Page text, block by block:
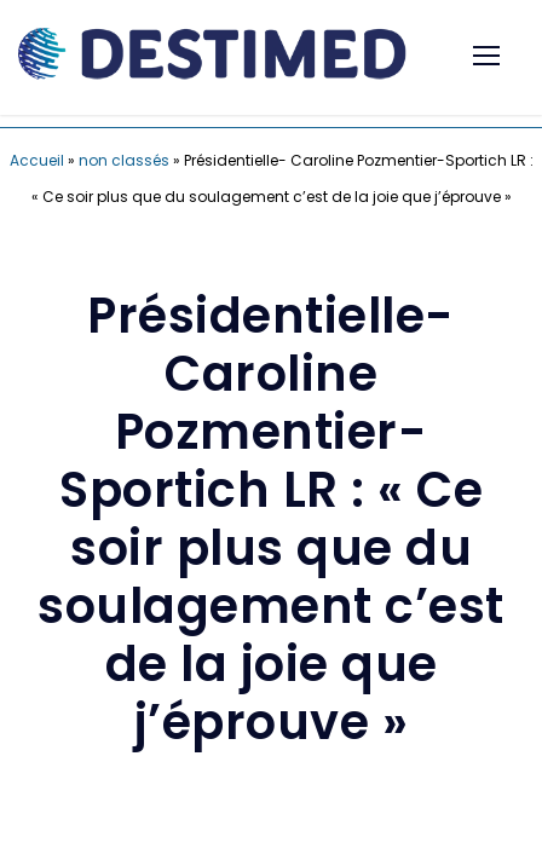
Accueil » non classés » Présidentielle- Caroline Pozmentier-Sportich LR :
« Ce soir plus que du soulagement c’est de la joie que j’éprouve »
Présidentielle-
Caroline
Pozmentier-
Sportich LR : « Ce
soir plus que du
soulagement c’est
de la joie que
j’éprouve »